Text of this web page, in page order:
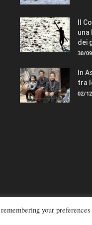
Il
una
dei
30/
In
tra
02/
your